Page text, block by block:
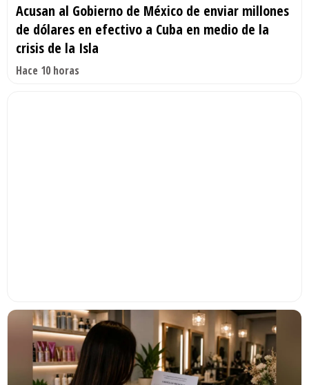
Acusan al Gobierno de México de enviar millones
de dólares en efectivo a Cuba en medio de la
crisis de la Isla
Hace 10 horas